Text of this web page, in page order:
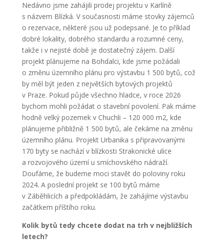
Nedávno jsme zahájili prodej projektu v Karlíně
s názvem Blízká. V současnosti máme stovky zájemců
o rezervace, některé jsou už podepsané. Je to příklad
dobré lokality, dobrého standardu a rozumné ceny,
takže i v nejisté době je dostatečný zájem. Další
projekt plánujeme na Bohdalci, kde jsme požádali
o změnu územního plánu pro výstavbu 1 500 bytů, což
by měl být jeden z největších bytových projektů
v Praze. Pokud půjde všechno hladce, v roce 2026
bychom mohli požádat o stavební povolení. Pak máme
hodně velký pozemek v Chuchli – 120 000 m2, kde
plánujeme přibližně 1 500 bytů, ale čekáme na změnu
územního plánu. Projekt Urbanika s připravovanými
170 byty se nachází v blízkosti Strakonické ulice
a rozvojového území u smíchovského nádraží.
Doufáme, že budeme moci stavět do poloviny roku
2024. A poslední projekt se 100 bytů máme
v Záběhlicích a předpokládám, že zahájíme výstavbu
začátkem příštího roku.
Kolik bytů tedy chcete dodat na trh v nejbližších
letech?